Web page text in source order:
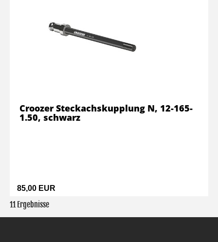
85,00 EUR
Croozer Steckachskupplung N, 12-165-
1.50, schwarz
11 Ergebnisse